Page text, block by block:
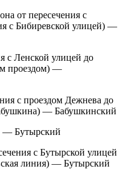
от пересечения с
с Бибиревской улицей) —
с Ленской улицей до
проездом) —
с проездом Дежнева до
— Бабушкинский
— Бутырский
с Бутырской улицей
линия) — Бутырский